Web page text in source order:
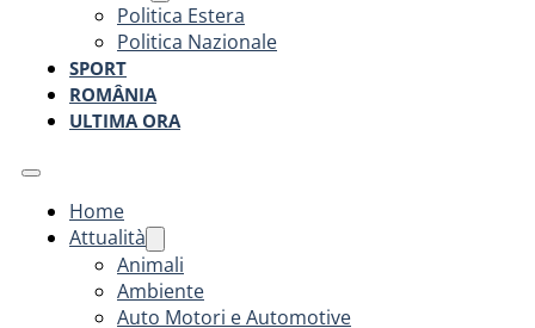
Politica Estera
Politica Nazionale
SPORT
ROMÂNIA
ULTIMA ORA
Home
Attualità
Animali
Ambiente
Auto Motori e Automotive